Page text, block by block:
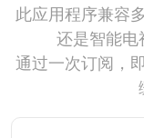
此应用程序兼容
还是智能电
通过一次订阅，